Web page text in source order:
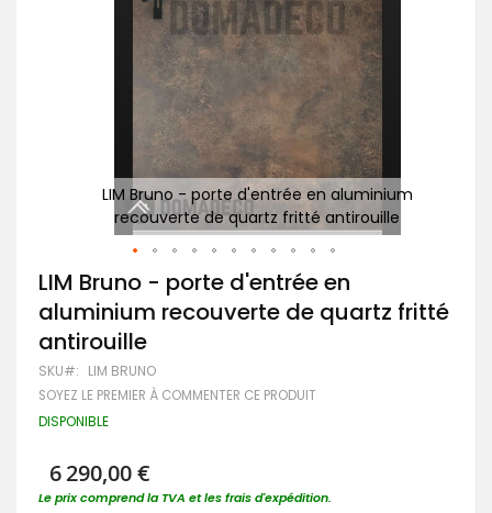
LIM Bruno - porte d'entrée en aluminium
recouverte de quartz fritté antirouille
Passer
au
début
de
la
Galerie
d’images
LIM Bruno - porte d'entrée en
aluminium recouverte de quartz fritté
antirouille
SKU LIM BRUNO
SOYEZ LE PREMIER À COMMENTER CE PRODUIT
DISPONIBLE
6 290,00 €
Le prix comprend la TVA et les frais d'expédition.